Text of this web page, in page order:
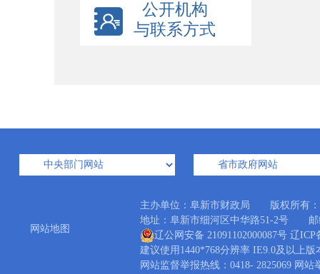
公开机构
与联系方式
网站地图
主办单位：阜新市财政局 版权所有：
地址：阜新市细河区中华路51-2号 邮
辽公网安备 21091102000087号 辽ICP
建议使用1440*768分辨率 IE9.0及以上版
网站监督举报热线：0418- 2825069 网站